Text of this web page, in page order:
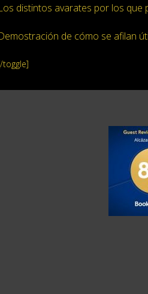
distintos avarates por los que
de cómo se afilan
toggle]